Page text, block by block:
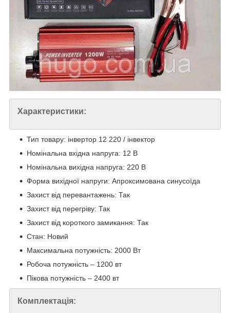
Характеристики:
Тип товару: інвертор 12 220 / інвектор
Номінальна вхідна напруга: 12 В
Номінальна вихідна напруга: 220 В
Форма вихідної напруги: Апроксимована синусоїда
Захист від перевантажень: Так
Захист від перегріву: Так
Захист від короткого замикання: Так
Стан: Новий
Максимальна потужність: 2000 Вт
Робоча потужність – 1200 вт
Пікова потужність – 2400 вт
Комплектація: